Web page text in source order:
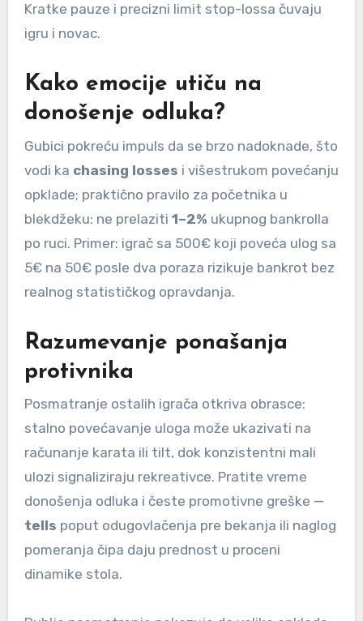
Kratke pauze i precizni limit stop-lossa čuvaju
igru i novac.
Kako emocije utiču na
donošenje odluka?
Gubici pokreću impuls da se brzo nadoknade, što
vodi ka chasing losses i višestrukom povećanju
opklade; praktično pravilo za početnika u
blekdžeku: ne prelaziti 1–2% ukupnog bankrolla
po ruci. Primer: igrač sa 500€ koji poveća ulog sa
5€ na 50€ posle dva poraza rizikuje bankrot bez
realnog statističkog opravdanja.
Razumevanje ponašanja
protivnika
Posmatranje ostalih igrača otkriva obrasce:
stalno povećavanje uloga može ukazivati na
računanje karata ili tilt, dok konzistentni mali
ulozi signaliziraju rekreativce. Pratite vreme
donošenja odluka i česte promotivne greške —
tells poput odugovlačenja pre bekanja ili naglog
pomeranja čipa daju prednost u proceni
dinamike stola.